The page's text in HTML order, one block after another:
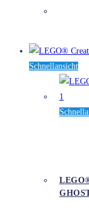
Schnellansicht